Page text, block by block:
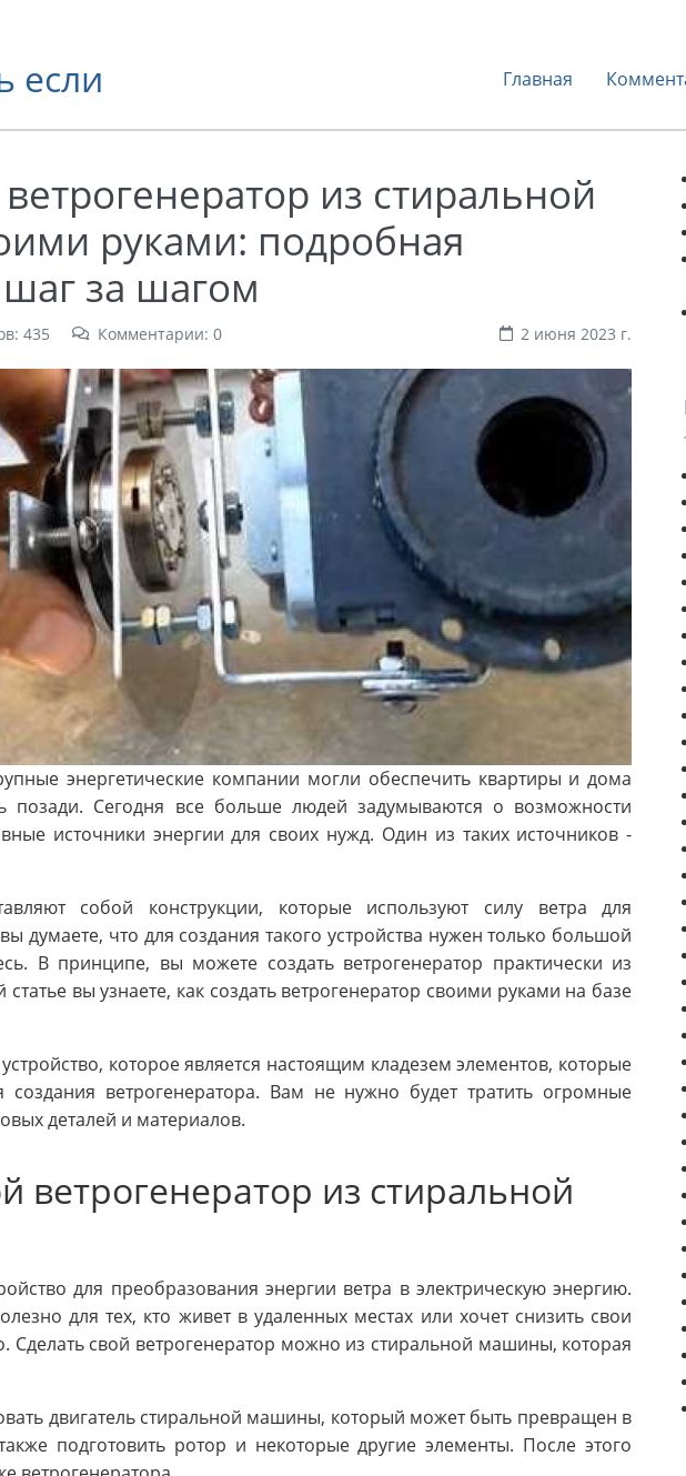
если Главная
из стиральной
руками: подробная
за шагом
435 Комментарии: 0 2 июня 2023 г.
энергетические компании могли обеспечить квартиры и дома
позади. Сегодня все больше людей задумываются о возможности
источники энергии для своих нужд. Один из таких источников -
собой конструкции, которые используют силу ветра для
думаете, что для создания такого устройства нужен только большой
В принципе, вы можете создать ветрогенератор практически из
вы узнаете, как создать ветрогенератор своими руками на базе
которое является настоящим кладезем элементов, которые
создания ветрогенератора. Вам не нужно будет тратить огромные
деталей и материалов.
ветрогенератор из стиральной
для преобразования энергии ветра в электрическую энергию.
для тех, кто живет в удаленных местах или хочет снизить свои
Сделать свой ветрогенератор можно из стиральной машины, которая
двигатель стиральной машины, который может быть превращен в
подготовить ротор и некоторые другие элементы. После этого